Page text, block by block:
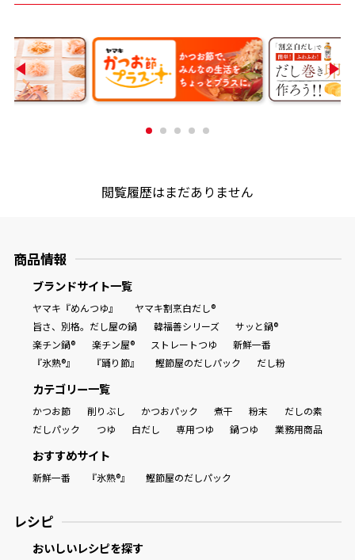
閲覧履歴はまだありません
商品情報
ブランドサイト一覧
ヤマキ『めんつゆ』
ヤマキ割烹白だし®
旨さ、別格。だし屋の鍋
韓福善シリーズ
サッと鍋®
楽チン鍋®
楽チン屋® ストレートつゆ
新鮮一番
『氷熟®』
『踊り節』 鰹節屋のだしパック だし粉
カテゴリー一覧
かつお節 削りぶし かつおパック 煮干 粉末
だしの素
だしパック
つゆ 白だし 専用つゆ 鍋つゆ 業務用商品
おすすめサイト
新鮮一番 『氷熟®』 鰹節屋のだしパック
レシピ
おいしいレシピを探す